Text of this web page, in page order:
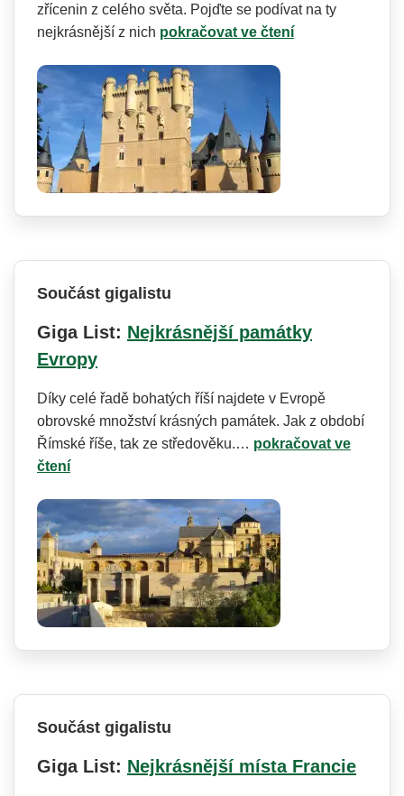
zřícenin z celého světa. Pojďte se podívat na ty
nejkrásnější z nich pokračovat ve čtení
Součást gigalistu
Giga List: Nejkrásnější památky
Evropy
Díky celé řadě bohatých říší najdete v Evropě
obrovské množství krásných památek. Jak z období
Římské říše, tak ze středověku.… pokračovat ve
čtení
Součást gigalistu
Giga List: Nejkrásnější místa Francie